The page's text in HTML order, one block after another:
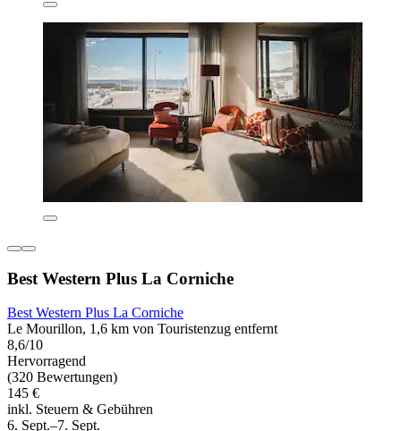
Best Western Plus La Corniche
Best Western Plus La Corniche
Le Mourillon, 1,6 km von Touristenzug entfernt
8,6/10
Hervorragend
(320 Bewertungen)
145 €
inkl. Steuern & Gebühren
6. Sept.–7. Sept.